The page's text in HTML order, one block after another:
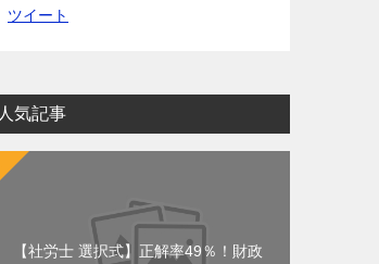
ツイート
人気記事
【社労士 選択式】正解率49％！財政